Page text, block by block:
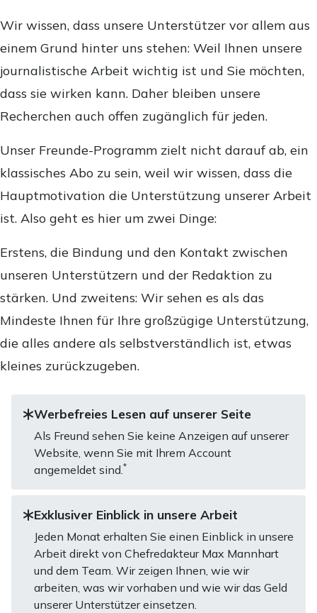
Wir wissen, dass unsere Unterstützer vor allem aus
einem Grund hinter uns stehen: Weil Ihnen unsere
journalistische Arbeit wichtig ist und Sie möchten,
dass sie wirken kann. Daher bleiben unsere
Recherchen auch offen zugänglich für jeden.
Unser Freunde-Programm zielt nicht darauf ab, ein
klassisches Abo zu sein, weil wir wissen, dass die
Hauptmotivation die Unterstützung unserer Arbeit
ist. Also geht es hier um zwei Dinge:
Erstens, die Bindung und den Kontakt zwischen
unseren Unterstützern und der Redaktion zu
stärken. Und zweitens: Wir sehen es als das
Mindeste Ihnen für Ihre großzügige Unterstützung,
die alles andere als selbstverständlich ist, etwas
kleines zurückzugeben.
Werbefreies Lesen auf unserer Seite
Als Freund sehen Sie keine Anzeigen auf unserer
Website, wenn Sie mit Ihrem Account
angemeldet sind.*
Exklusiver Einblick in unsere Arbeit
Jeden Monat erhalten Sie einen Einblick in unsere
Arbeit direkt von Chefredakteur Max Mannhart
und dem Team. Wir zeigen Ihnen, wie wir
arbeiten, was wir vorhaben und wie wir das Geld
unserer Unterstützer einsetzen.